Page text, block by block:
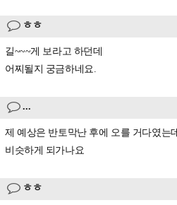
ㅎㅎ
길~~~게 보라고 하던데
어찌될지 궁금하네요.
...
제 예상은 반토막난 후에 오를 거다였는데
비슷하게 되가나요
ㅎㅎ